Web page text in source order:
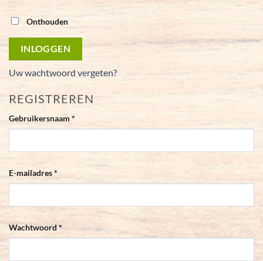
Onthouden
INLOGGEN
Uw wachtwoord vergeten?
REGISTREREN
Gebruikersnaam *
E-mailadres*
Wachtwoord*